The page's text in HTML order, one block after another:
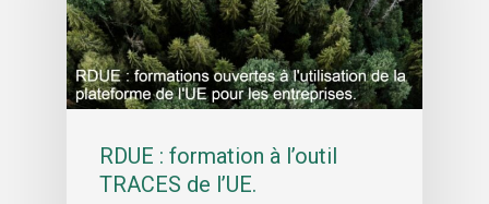
RDUE : formation à l’outil
TRACES de l’UE.